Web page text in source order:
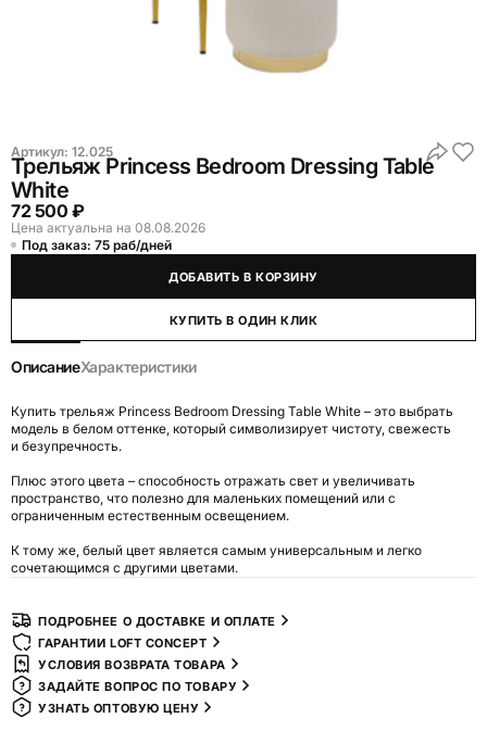
Артикул: 12.025
Трельяж Princess Bedroom Dressing Table
White
72 500 ₽
Цена актуальна на 08.08.2026
Под заказ: 75 раб/дней
ДОБАВИТЬ В КОРЗИНУ
КУПИТЬ В ОДИН КЛИК
ОписаниеХарактеристики
Купить трельяж Princess Bedroom Dressing Table White – это выбрать
модель в белом оттенке, который символизирует чистоту, свежесть
и безупречность.
Плюс этого цвета – способность отражать свет и увеличивать
пространство, что полезно для маленьких помещений или с
ограниченным естественным освещением.
К тому же, белый цвет является самым универсальным и легко
сочетающимся с другими цветами.
ПОДРОБНЕЕ О ДОСТАВКЕ И ОПЛАТЕ
ГАРАНТИИ LOFT CONCEPT
УСЛОВИЯ ВОЗВРАТА ТОВАРА
ЗАДАЙТЕ ВОПРОС ПО ТОВАРУ
УЗНАТЬ ОПТОВУЮ ЦЕНУ